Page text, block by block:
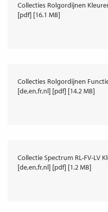
Collecties Rolgordijnen
[pdf] [16.1 MB]
Collecties Rolgordijnen
[de,en,fr,nl] [pdf] [14.2 MB]
Collectie Spectrum RL-FV-LV
[de,en,fr,nl] [pdf] [1.2 MB]